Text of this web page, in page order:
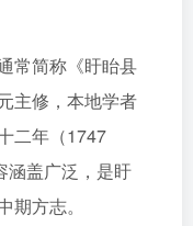
常简称《盱眙县
主修，本地学者
二年（1747
涵盖广泛，是盱
方志。